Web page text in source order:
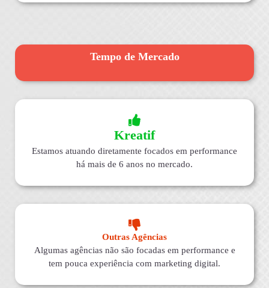
Tempo de Mercado
Kreatif
Estamos atuando diretamente focados em performance
há mais de 6 anos no mercado.
Outras Agências
Algumas agências não são focadas em performance e
tem pouca experiência com marketing digital.